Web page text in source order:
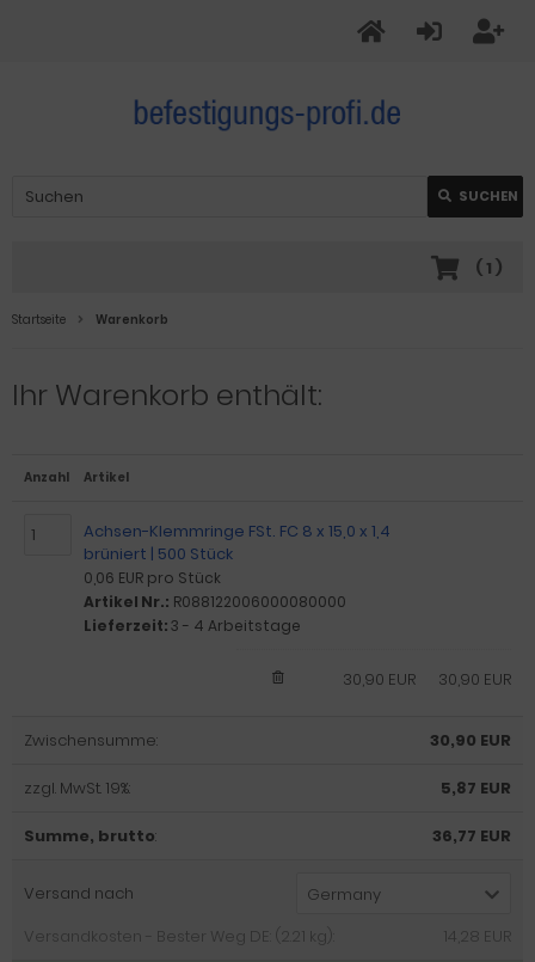
SUCHEN
( 1 )
Startseite Warenkorb
Ihr Warenkorb enthält:
Anzahl Artikel
Achsen-Klemmringe FSt. FC 8 x 15,0 x 1,4
brüniert | 500 Stück
0,06 EUR pro Stück
Artikel Nr.: R088122006000080000
Lieferzeit:3 - 4 Arbeitstage
30,90 EUR
30,90 EUR
Zwischensumme: 30,90 EUR
zzgl. MwSt. 19%: 5,87 EUR
Summe, brutto: 36,77 EUR
Versand nach
Germany
Versandkosten - Bester Weg DE: (2.21 kg):
14,28 EUR